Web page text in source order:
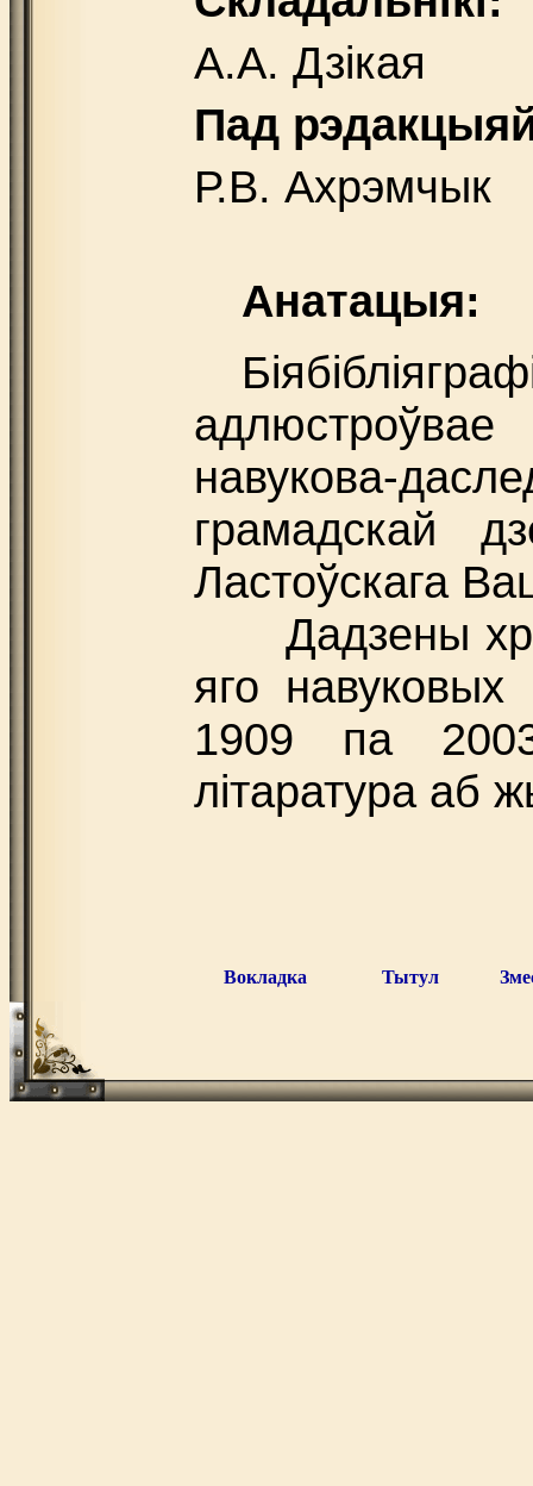
А.А. Дзікая
Пад
Р.В. Ахрэмчык
Анатацыя:
адлюстроўвае
навукова-
грамадскай
Ластоўскага
Дадзены
яго
1909 па
літаратура аб
Вокладка Тытул